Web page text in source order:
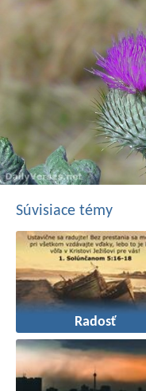
Súvisiace témy
Radosť